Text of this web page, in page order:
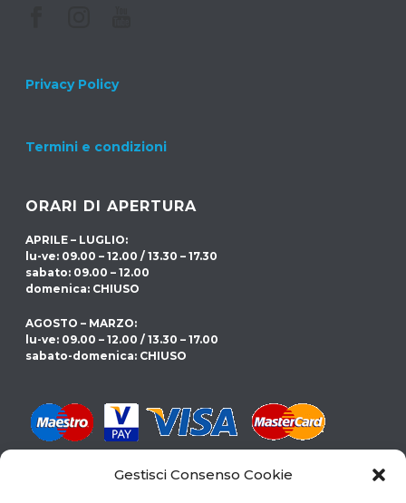
Gestisci Consenso Cookie
Privacy Policy
Termini e condizioni
ORARI DI APERTURA
APRILE – LUGLIO:
lu-ve: 09.00 – 12.00 / 13.30 – 17.30
sabato: 09.00 – 12.00
domenica: CHIUSO
AGOSTO – MARZO:
lu-ve: 09.00 – 12.00 / 13.30 – 17.00
sabato-domenica: CHIUSO